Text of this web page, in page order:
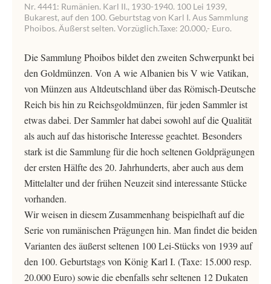
Nr. 4441: Rumänien. Karl II., 1930-1940. 100 Lei 1939,
Bukarest, auf den 100. Geburtstag von Karl I. Aus Sammlung
Phoibos. Äußerst selten. Vorzüglich.Taxe: 20.000,- Euro.
Die Sammlung Phoibos bildet den zweiten Schwerpunkt bei
den Goldmünzen. Von A wie Albanien bis V wie Vatikan,
von Münzen aus Altdeutschland über das Römisch-Deutsche
Reich bis hin zu Reichsgoldmünzen, für jeden Sammler ist
etwas dabei. Der Sammler hat dabei sowohl auf die Qualität
als auch auf das historische Interesse geachtet. Besonders
stark ist die Sammlung für die hoch seltenen Goldprägungen
der ersten Hälfte des 20. Jahrhunderts, aber auch aus dem
Mittelalter und der frühen Neuzeit sind interessante Stücke
vorhanden.
Wir weisen in diesem Zusammenhang beispielhaft auf die
Serie von rumänischen Prägungen hin. Man findet die beiden
Varianten des äußerst seltenen 100 Lei-Stücks von 1939 auf
den 100. Geburtstags von König Karl I. (Taxe: 15.000 resp.
20.000 Euro) sowie die ebenfalls sehr seltenen 12 Dukaten